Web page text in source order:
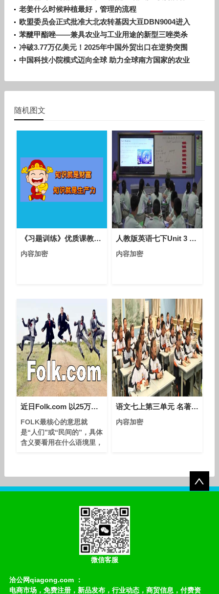
花生增产研究项目
老姜什么时候种植最好，管理的流程
欧盟委员会正式批准大北农转基因大豆DBN9004进入
欧盟市场！
苯醚甲酯唑——兼具农业与工业用途的新型三唑类杀
菌剂
冲破3.77万亿美元！2025年中国外贸出口在逆势突围
中交出满意的答卷
中国科技小院模式迈向全球 助力全球南方国家的农业
随机图文
《习题训练》优质课教学视频-人教版初中数学七年级下册
内容加密
人教版英语七下Unit 3 Section B（2a-2c）课堂视频实录（龙立红）
内容加密
近日Folk.com 以25万美元成交
FOLK‌最核心的意思就
是‌“人们”或“民间的”‌，具体
含义要看用在什么语境里，
人。 ‌亲属含义‌：口语中‌
folks‌常特指‌家人、父
母‌，"visit my folks"就是
回家看爸妈。 ‌民间音乐‌：
单独说"folk"有时直接指
语文七上第三单元 名著导读《朝花夕拾》课堂教学视频实录-李珍
内容加密
微信客服
洽公网qiagong.com ：
电商市场，免费注册，新品发布，行业动态，商贸信息，付费资